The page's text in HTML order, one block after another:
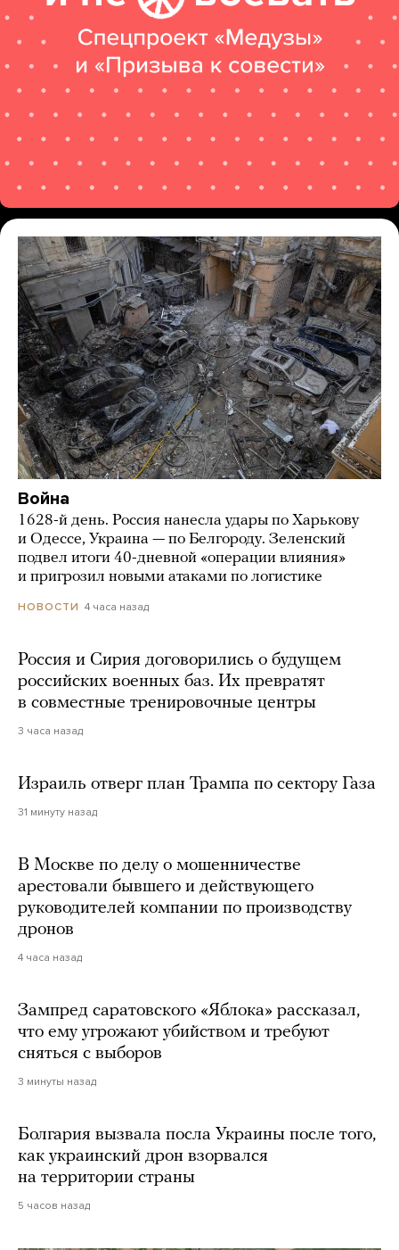
Война
1628-й день. Россия нанесла удары по Харькову
и Одессе, Украина — по Белгороду. Зеленский
подвел итоги 40-дневной «операции влияния»
и пригрозил новыми атаками по логистике
НОВОСТИ 4 часа назад
Россия и Сирия договорились о будущем
российских военных баз. Их превратят
в совместные тренировочные центры
3 часа назад
Израиль отверг план Трампа по сектору Газа
31 минуту назад
В Москве по делу о мошенничестве
арестовали бывшего и действующего
руководителей компании по производству
дронов
4 часа назад
Зампред саратовского «Яблока» рассказал,
что ему угрожают убийством и требуют
сняться с выборов
3 минуты назад
Болгария вызвала посла Украины после того,
как украинский дрон взорвался
на территории страны
5 часов назад